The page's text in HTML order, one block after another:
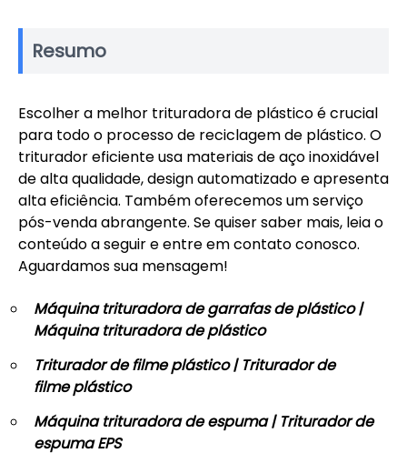
Resumo
Escolher a melhor trituradora de plástico é crucial
para todo o processo de reciclagem de plástico. O
triturador eficiente usa materiais de aço inoxidável
de alta qualidade, design automatizado e apresenta
alta eficiência. Também oferecemos um serviço
pós-venda abrangente. Se quiser saber mais, leia o
conteúdo a seguir e entre em contato conosco.
Aguardamos sua mensagem!
Máquina trituradora de garrafas de plástico |
Máquina trituradora de plástico
Triturador de filme plástico | Triturador de
filme plástico
Máquina trituradora de espuma | Triturador de
espuma EPS